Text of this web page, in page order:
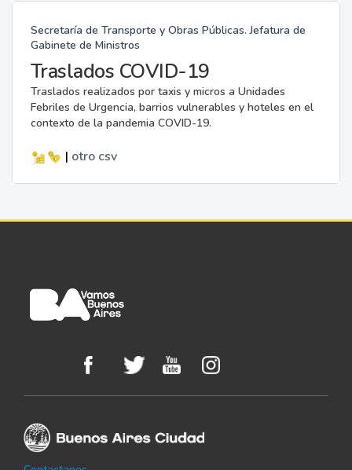
Secretaría de Transporte y Obras Públicas. Jefatura de
Gabinete de Ministros
Traslados COVID-19
Traslados realizados por taxis y micros a Unidades
Febriles de Urgencia, barrios vulnerables y hoteles en el
contexto de la pandemia COVID-19.
| otro csv